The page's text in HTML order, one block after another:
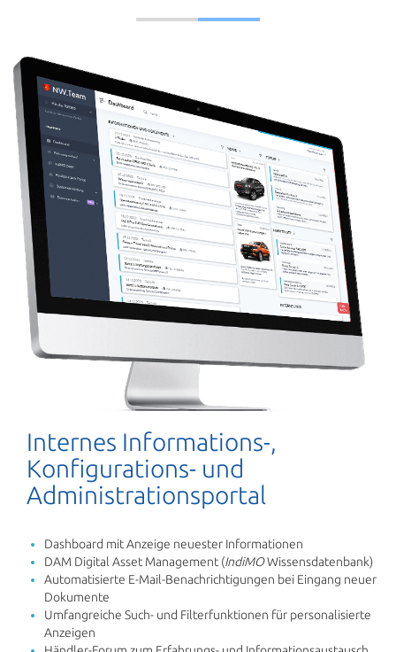
Internes Informations-,
Konfigurations- und
Administrationsportal
Dashboard mit Anzeige neuester Informationen
DAM Digital Asset Management (IndiMOWissensdatenbank)
Automatisierte E-Mail-Benachrichtigungen bei Eingang neuer
Dokumente
Umfangreiche Such- und Filterfunktionen für personalisierte
Anzeigen